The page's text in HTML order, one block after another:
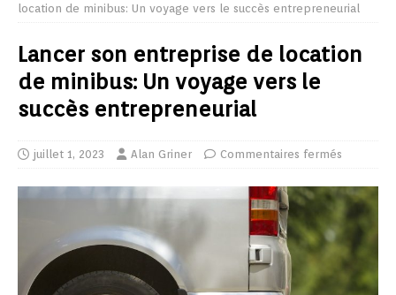
location de minibus: Un voyage vers le succès entrepreneurial
Lancer son entreprise de location
de minibus: Un voyage vers le
succès entrepreneurial
juillet 1, 2023 Alan Griner Commentaires fermés